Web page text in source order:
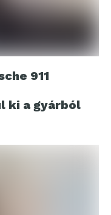
911
ki a gyárból